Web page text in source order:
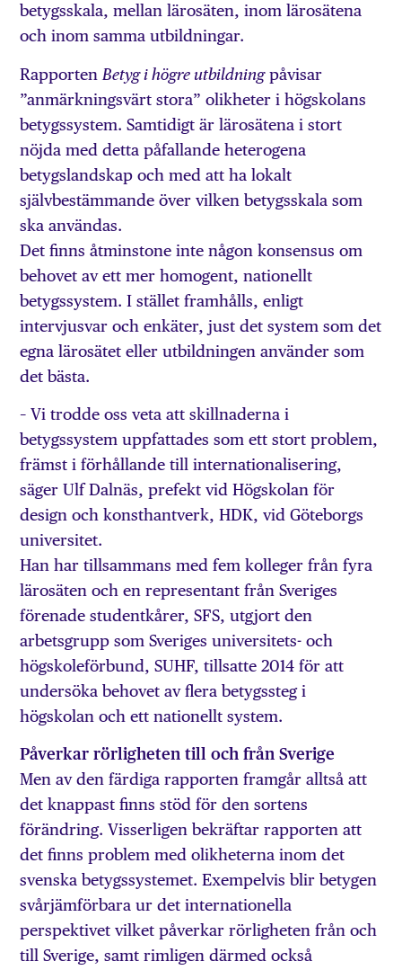
betygsskala, mellan lärosäten, inom lärosätena
och inom samma utbildningar.
Rapporten Betyg i högre utbildningpåvisar
”anmärkningsvärt stora” olikheter i högskolans
betygssystem. Samtidigt är lärosätena i stort
nöjda med detta påfallande heterogena
betygslandskap och med att ha lokalt
självbestämmande över vilken betygsskala som
ska användas.
Det finns åtminstone inte någon konsensus om
behovet av ett mer homogent, nationellt
betygssystem. I stället framhålls, enligt
intervjusvar och enkäter, just det system som det
egna lärosätet eller utbildningen använder som
det bästa.
– Vi trodde oss veta att skillnaderna i
betygssystem uppfattades som ett stort problem,
främst i förhållande till internationalisering,
säger Ulf Dalnäs, prefekt vid Högskolan för
design och konsthantverk, HDK, vid Göteborgs
universitet.
Han har tillsammans med fem kolleger från fyra
lärosäten och en representant från Sveriges
förenade studentkårer, SFS, utgjort den
arbetsgrupp som Sveriges universitets- och
högskoleförbund, SUHF, tillsatte 2014 för att
undersöka behovet av flera betygssteg i
högskolan och ett nationellt system.
Påverkar rörligheten till och från Sverige
Men av den färdiga rapporten framgår alltså att
det knappast finns stöd för den sortens
förändring. Visserligen bekräftar rapporten att
det finns problem med olikheterna inom det
svenska betygssystemet. Exempelvis blir betygen
svårjämförbara ur det internationella
perspektivet vilket påverkar rörligheten från och
till Sverige, samt rimligen därmed också